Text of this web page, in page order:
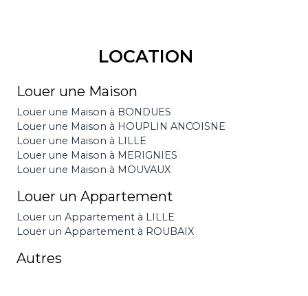
LOCATION
Louer une Maison
Louer une Maison à BONDUES
Louer une Maison à HOUPLIN ANCOISNE
Louer une Maison à LILLE
Louer une Maison à MERIGNIES
Louer une Maison à MOUVAUX
Louer un Appartement
Louer un Appartement à LILLE
Louer un Appartement à ROUBAIX
Autres